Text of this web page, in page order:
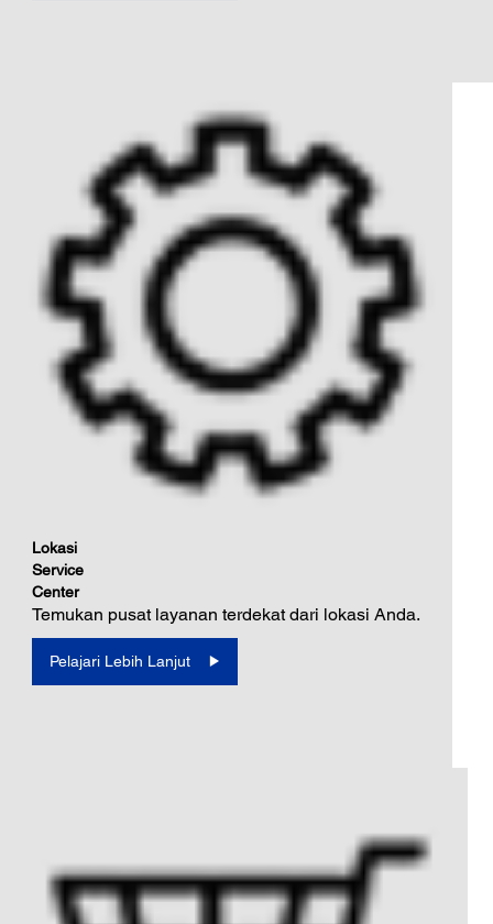
Lokasi
Service
Center
Temukan pusat layanan terdekat dari lokasi Anda.
Pelajari Lebih Lanjut